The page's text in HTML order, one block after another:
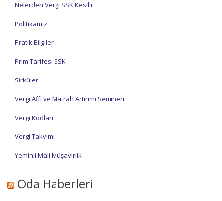
Nelerden Vergi SSK Kesilir
Politikamız
Pratik Bilgiler
Prim Tarifesi SSK
Sirküler
Vergi Affı ve Matrah Artırımı Semineri
Vergi Kodları
Vergi Takvimi
Yeminli Mali Müşavirlik
Oda Haberleri